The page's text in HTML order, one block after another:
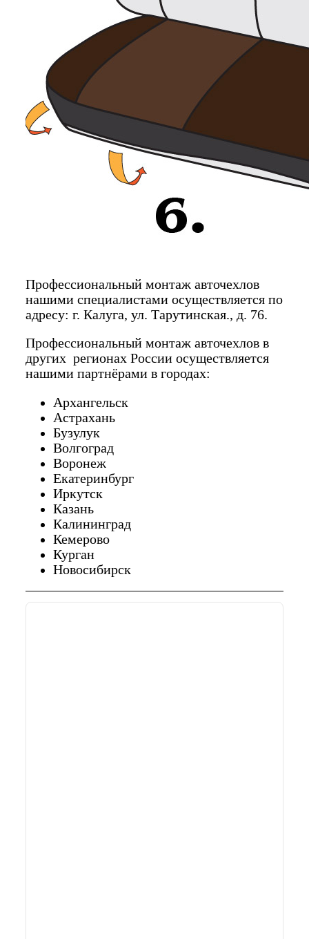
Профессиональный монтаж авточехлов
нашими специалистами осуществляется по
адресу: г. Калуга, ул. Тарутинская., д. 76.
Профессиональный монтаж авточехлов в
других регионах России осуществляется
нашими партнёрами в городах:
Архангельск
Астрахань
Бузулук
Волгоград
Воронеж
Екатеринбург
Иркутск
Казань
Калининград
Кемерово
Курган
Новосибирск